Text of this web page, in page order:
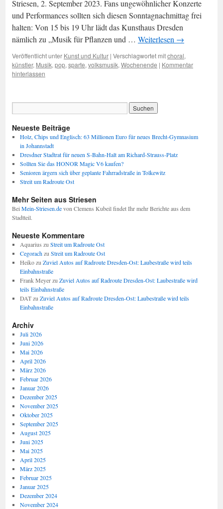
Striesen, 2. September 2023. Fans ungewöhnlicher Konzerte
und Performances sollten sich diesen Sonntagnachmittag frei
halten: Von 15 bis 19 Uhr lädt das Kunsthaus Dresden
nämlich zu „Musik für Pflanzen und … Weiterlesen →
Veröffentlicht unter Kunst und Kultur | Verschlagwortet mitchoral,
künstler, Musik, pop, sparte, volksmusik, Wochenende | Kommentar
hinterlassen
Neueste Beiträge
Holz, Chips und Englisch: 63 Millionen Euro für neues Brecht-Gymnasium
in Johannstadt
Dresdner Stadtrat für neuen S-Bahn-Halt am Richard-Strauss-Platz
Sollten Sie das HONOR Magic V6 kaufen?
Senioren ärgern sich über geplante Fahrradstraße in Tolkewitz
Streit um Radroute Ost
Mehr Seiten aus Striesen
Bei Mein-Striesen.devon Clemens Kubeil findet Ihr mehr Berichte aus dem
Stadtteil.
Neueste Kommentare
Aquarius zu Streit um Radroute Ost
Cegorachzu Streit um Radroute Ost
Heikozu Zuviel Autos auf Radroute Dresden-Ost: Laubestraße wird teils
Einbahnstraße
Frank Meyerzu Zuviel Autos auf Radroute Dresden-Ost: Laubestraße wird
teils Einbahnstraße
DATzu Zuviel Autos auf Radroute Dresden-Ost: Laubestraße wird teils
Einbahnstraße
Archiv
Juli 2026
Juni 2026
Mai 2026
April 2026
März 2026
Februar 2026
Januar 2026
Dezember 2025
November 2025
Oktober 2025
September 2025
August 2025
Juni 2025
Mai 2025
April 2025
März 2025
Februar 2025
Januar 2025
Dezember 2024
November 2024